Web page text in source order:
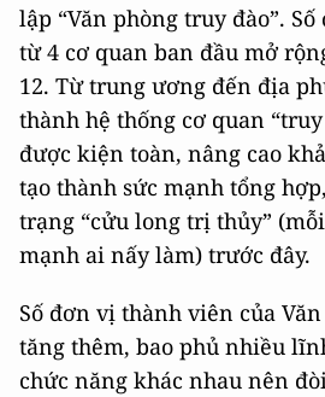
lập “Văn phòng truy đào”.
từ 4 cơ quan ban đầu mở
12. Từ trung ương đến địa
thành hệ thống cơ quan
được kiện toàn, nâng cao
tạo thành sức mạnh tổng
trạng “cửu long trị thủy”
mạnh ai nấy làm) trước đây.
Số đơn vị thành viên của
tăng thêm, bao phủ nhiều
chức năng khác nhau nên